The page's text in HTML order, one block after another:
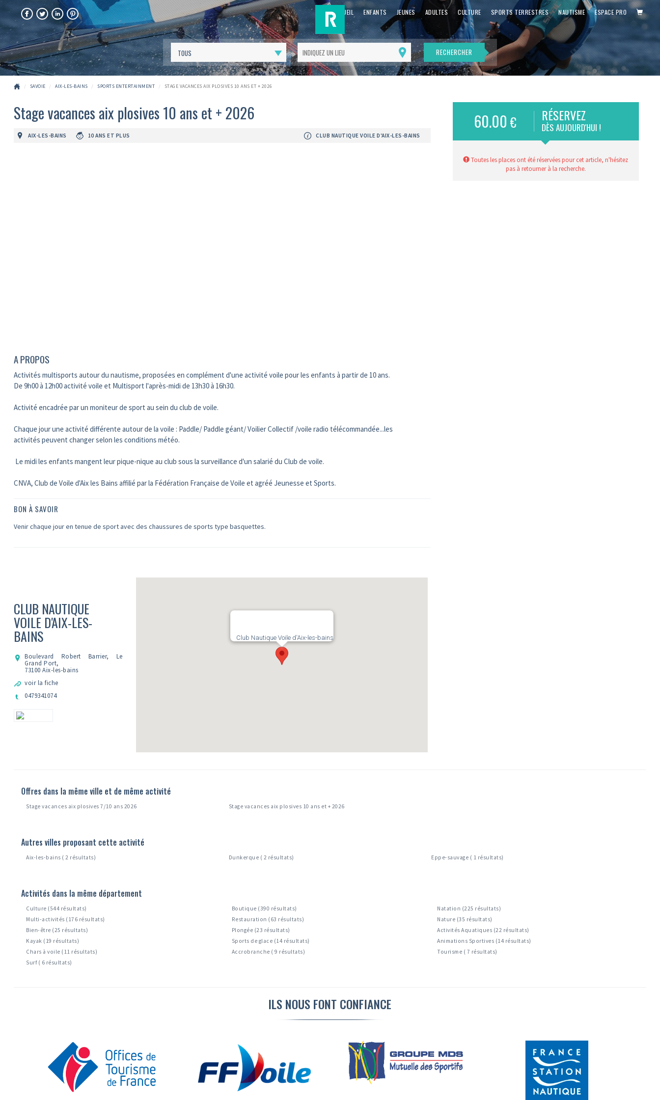
FACEBOOKTWITTERLINKEDINPINTEREST ACCUEIL ENFANTS JEUNES ADULTES CULTURE SPORTS TERRESTRES NAUTISME ESPACE PRO
Me
géolocaliser
RECHERCHER
SAVOIE AIX-LES-BAINS SPORTS ENTERTAINMENT STAGE VACANCES AIX PLOSIVES 10 ANS ET + 2026
Stage vacances aix plosives 10 ans et + 2026
AIX-LES-BAINS 10 ANS ET PLUS CLUB NAUTIQUE VOILE D'AIX-LES-BAINS
A PROPOS
Activités multisports autour du nautisme, proposées en complément d'une activité voile pour les enfants à partir de 10 ans.
De 9h00 à 12h00 activité voile et Multisport l'après-midi de 13h30 à 16h30.
Activité encadrée par un moniteur de sport au sein du club de voile.
Chaque jour une activité différente autour de la voile : Paddle/ Paddle géant/ Voilier Collectif /voile radio télécommandée...les
activités peuvent changer selon les conditions météo.
Le midi les enfants mangent leur pique-nique au club sous la surveillance d'un salarié du Club de voile.
CNVA, Club de Voile d'Aix les Bains affilié par la Fédération Française de Voile et agréé Jeunesse et Sports.
BON À SAVOIR
Venir chaque jour en tenue de sport avec des chaussures de sports type basquettes.
CLUB NAUTIQUE
VOILE D'AIX-LES-
BAINS
Boulevard Robert Barrier, Le
Grand Port,
73100 Aix-les-bains
voir la fiche
0479341074
Club Nautique Voile d'Aix-les-bains
60.00 € RÉSERVEZ
DÈS AUJOURD'HUI !
Toutes les places ont été réservées pour cet article, n'hésitez
pas à retourner à la recherche.
Offres dans la même ville et de même activité
Stage vacances aix plosives 7/10 ans 2026 Stage vacances aix plosives 10 ans et + 2026
Autres villes proposant cette activité
Aix-les-bains ( 2 résultats) Dunkerque ( 2 résultats) Eppe-sauvage ( 1 résultats)
Activités dans la même département
Culture (544 résultats) Boutique (390 résultats)
Natation (225 résultats)
Multi-activités (176 résultats)
Restauration (63 résultats)
Nature (35 résultats)
Bien-être (25 résultats)
Plongée (23 résultats)
Activités Aquatiques (22 résultats)
Kayak (19 résultats)
Sports de glace (14 résultats)
Animations Sportives (14 résultats)
Chars à voile (11 résultats)
Accrobranche ( 9 résultats)
Tourisme ( 7 résultats)
Surf ( 6 résultats)
ILS NOUS FONT CONFIANCE